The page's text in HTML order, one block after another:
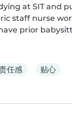
at SIT and
staff nurse
prior
任感 贴心